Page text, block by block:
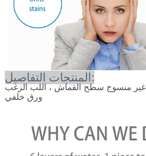
المنتجات التفاصيل:
غير منسوج سطح القماش ، اللب الزغب ، SAP ، فيلم pe
ورق خلفي